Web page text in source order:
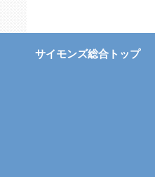
サイモンズ総合トップ